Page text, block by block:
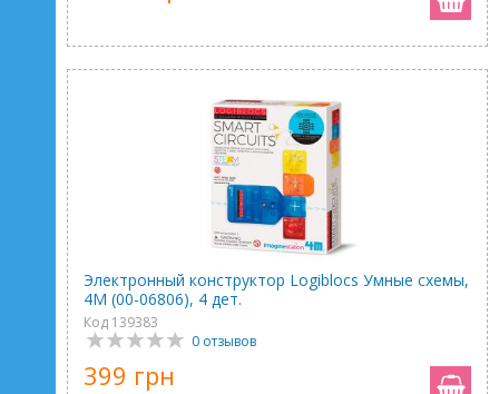
Электронный конструктор Logiblocs Умные схемы,
4M (00-06806), 4 дет.
Код 139383
0 отзывов
399 грн